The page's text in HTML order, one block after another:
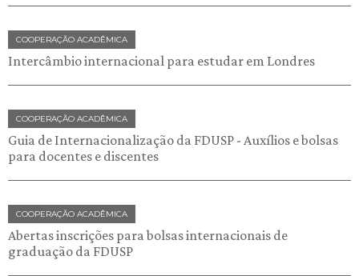
COOPERAÇÃO ACADÊMICA
Intercâmbio internacional para estudar em Londres
COOPERAÇÃO ACADÊMICA
Guia de Internacionalização da FDUSP - Auxílios e bolsas
para docentes e discentes
COOPERAÇÃO ACADÊMICA
Abertas inscrições para bolsas internacionais de
graduação da FDUSP